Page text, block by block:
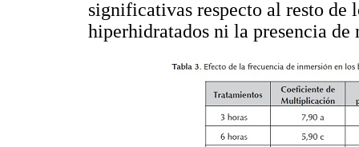
significativas respecto al resto de
hiperhidratados ni la presencia de